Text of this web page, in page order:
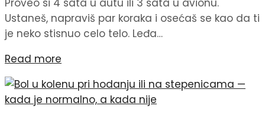
Proveo si 4 sata u autu ili 3 sata u avionu.
Ustaneš, napraviš par koraka i osećaš se kao da ti
je neko stisnuo celo telo. Leđa…
Read more